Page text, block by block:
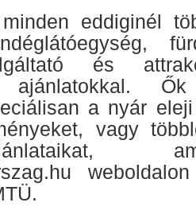
eddiginél
és
ajánlatokkal. Ők
a nyár
vagy